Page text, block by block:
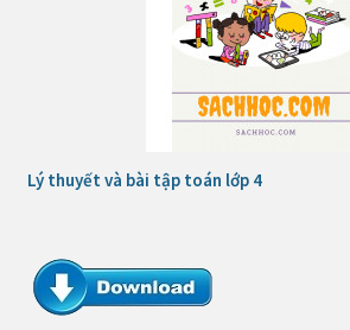
Lý thuyết và bài tập toán lớp 4